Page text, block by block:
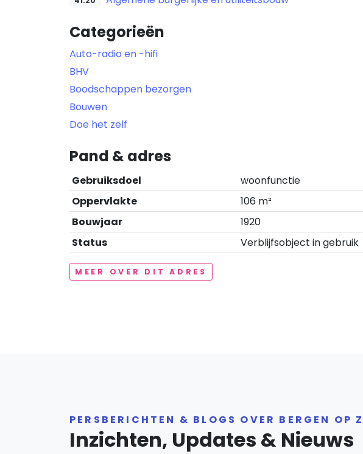
Categorieën
Auto-radio en -hifi
BHV
Boodschappen bezorgen
Bouwen
Doe het zelf
Pand & adres
Gebruiksdoel
woonfunctie
Oppervlakte
106 m²
Bouwjaar
1920
Status
Verblijfsobject in gebruik
MEER OVER DIT ADRES
PERSBERICHTEN & BLOGS OVER BERGEN OP
Inzichten, Updates & Nieuws